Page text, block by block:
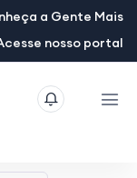
a Gente Mais
nosso portal